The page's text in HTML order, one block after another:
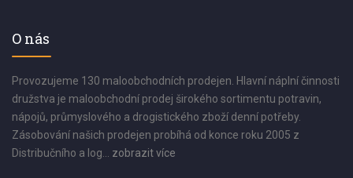
O nás
Provozujeme 130 maloobchodních prodejen. Hlavní náplní činnosti
družstva je maloobchodní prodej širokého sortimentu potravin,
nápojů, průmyslového a drogistického zboží denní potřeby.
Zásobování našich prodejen probíhá od konce roku 2005 z
Distribučního a log... zobrazit více